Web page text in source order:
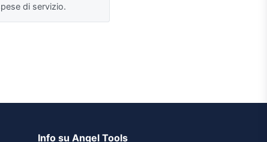
di servizio.
Info su Angel Tools